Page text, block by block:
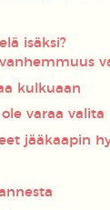
isäksi?
kulkuaan
varaa valita
jääkaapin